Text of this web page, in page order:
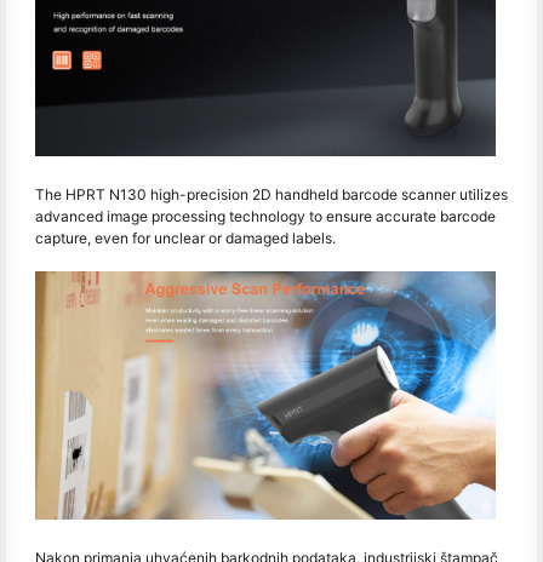
The HPRT N130 high-precision 2D handheld barcode scanner utilizes
advanced image processing technology to ensure accurate barcode
capture, even for unclear or damaged labels.
Nakon primanja uhvaćenih barkodnih podataka, industrijski štampač